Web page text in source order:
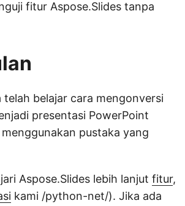
fitur Aspose.Slides tanpa
telah belajar cara mengonversi
presentasi PowerPoint
pustaka yang
Aspose.Slides lebih lanjut fitur,
kami /python-net/). Jika ada